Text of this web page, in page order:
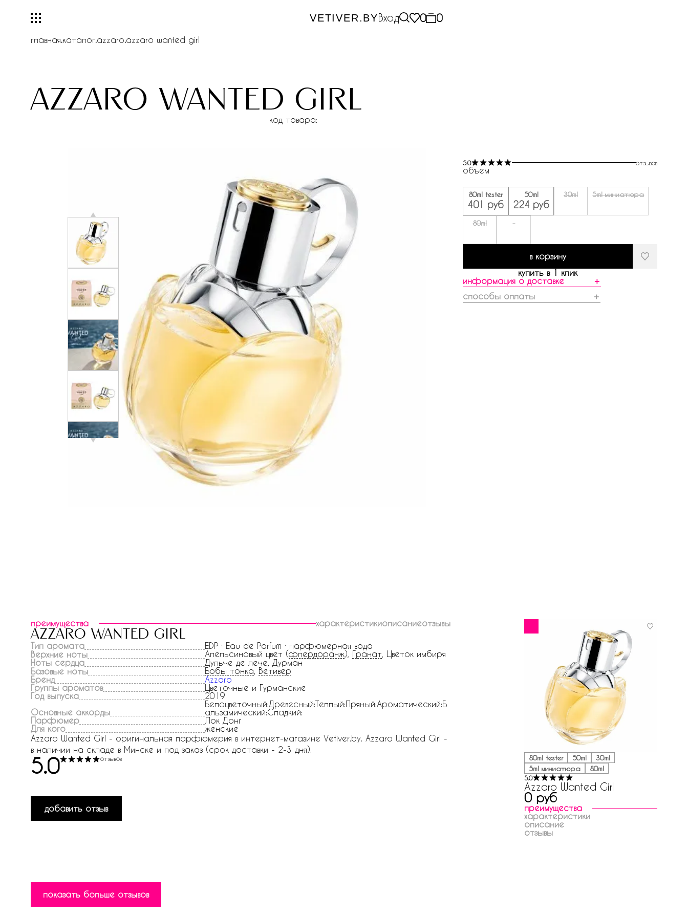
VETIVER.BYВход 0 0
главная.каталог.azzaro.azzaro wanted girl
azzaro wanted girl
код товара:
5.0 отзывов
объем
80ml tester
401 руб
50ml
224 руб
30ml 5ml миниатюра
80ml -
в корзину
купить в 1 клик
информация о доставке
＋
способы оплаты
＋
преимущества характеристикиописаниеотзывы
azzaro wanted girl
Тип аромата
EDP · Eau de Parfum · парфюмерная вода
Верхние ноты
Апельсиновый цвет (флердоранж), Гранат , Цветок имбиря
Ноты сердца
Дульче де лече, Дурман
Базовые ноты
Бобы тонка Ветивер
Бренд
Azzaro
Группы ароматов
Цветочные и Гурманские
Год выпуска
2019
Основные аккорды
Белоцветочный:Древесный:Теплый:Пряный:Ароматический:Б
альзамический:Сладкий:
Парфюмер
Лок Донг
Для кого
женские
Azzaro Wanted Girl - оригинальная парфюмерия в интернет-магазине Vetiver.by. Azzaro Wanted Girl -
в наличии на складе в Минске и под заказ (срок доставки - 2-3 дня).
5.0 отзывов
добавить отзыв
показать больше отзывов
80ml tester 50ml
30ml
5ml миниатюра
80ml
5.0
Azzaro Wanted Girl
0 руб
преимущества
характеристики
описание
отзывы